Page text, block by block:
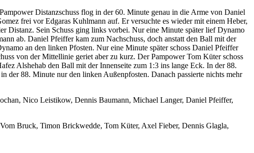
Distanzschuss flog in der 60. Minute genau in die Arme von Daniel
frei vor Edgaras Kuhlmann auf. Er versuchte es wieder mit einem Heber,
Distanz. Sein Schuss ging links vorbei. Nur eine Minute später lief Dynamo
ab. Daniel Pfeiffer kam zum Nachschuss, doch anstatt den Ball mit der
an den linken Pfosten. Nur eine Minute später schoss Daniel Pfeiffer
von der Mittellinie geriet aber zu kurz. Der Pampower Tom Küter schoss
Alshehab den Ball mit der Innenseite zum 1:3 ins lange Eck. In der 88.
der 88. Minute nur den linken Außenpfosten. Danach passierte nichts mehr
Nico Leistikow, Dennis Baumann, Michael Langer, Daniel Pfeiffer,
Bruck, Timon Brickwedde, Tom Küter, Axel Fieber, Dennis Glagla,